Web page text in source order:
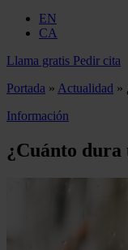
EN
CA
Llama gratis Pedir cita
Portada » Actualidad »
Información
¿Cuánto